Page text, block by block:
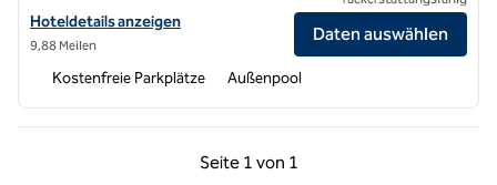
Hoteldetails für das DoubleTree by Hilton Hotel Pleasanton at the
Hoteldetails anzeigen
9,88 Meilen
Daten auswählen
Kostenfreie Parkplätze Außenpool
Seite 1 von 1
Vorherige Seite, 1 von 1
Seite 1 von 1